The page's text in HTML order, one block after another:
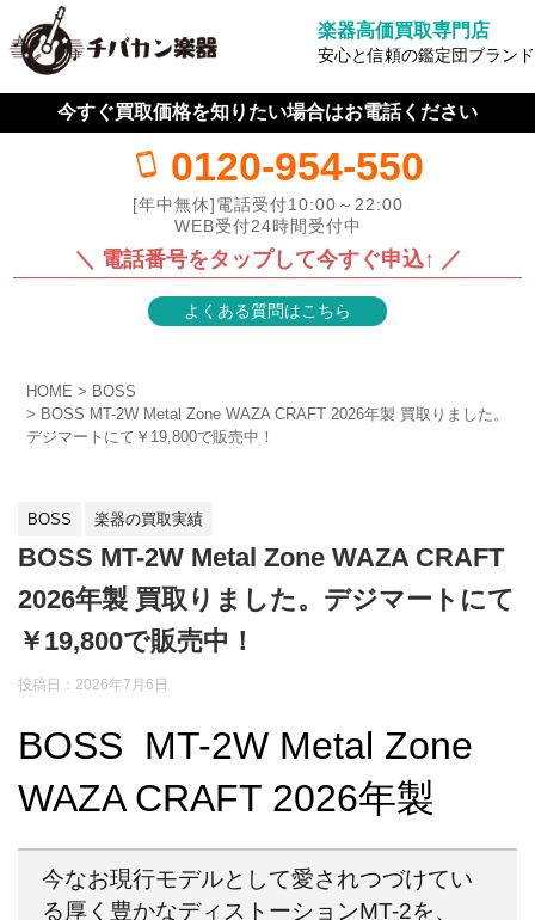
楽器高価買取専門店
安心と信頼の鑑定団ブランド
今すぐ買取価格を知りたい場合はお電話ください
0120-954-550
[年中無休]電話受付10:00～22:00
WEB受付24時間受付中
＼ 電話番号をタップして今すぐ申込↑ ／
よくある質問はこちら
HOME
BOSS
BOSS MT-2W Metal Zone WAZA CRAFT 2026年製 買取りました。
デジマートにて￥19,800で販売中！
BOSS 楽器の買取実績
BOSS MT-2W Metal Zone WAZA CRAFT
2026年製 買取りました。デジマートにて
￥19,800で販売中！
投稿日：2026年7月6日
BOSS MT-2W Metal Zone
WAZA CRAFT 2026年製
今なお現行モデルとして愛されつづけてい
る厚く豊かなディストーションMT-2を、